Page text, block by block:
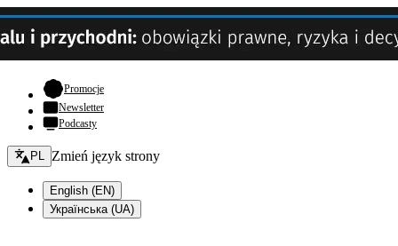
Promocje- otwiera się w nowej karcie
Newsletter
Podcasty
Zmień język - bieżący:
PL Zmień język strony
English (EN)
Українська (UA)